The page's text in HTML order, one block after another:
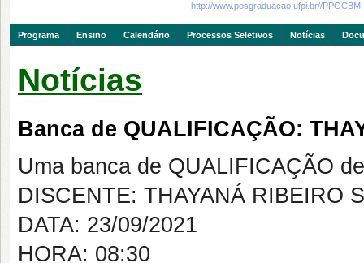
http://www.posgraduacao.ufpi.br//PPGCBM
Programa Ensino Calendário Processos Seletivos Notícias
Notícias
Banca de QUALIFICAÇÃO:
Uma banca de QUALIFICAÇÃO
DISCENTE: THAYANÁ RIBEIRO
DATA: 23/09/2021
HORA: 08:30